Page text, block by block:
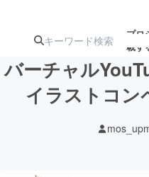
プロ
載す
ジェクト
バーチャル
イラストコン